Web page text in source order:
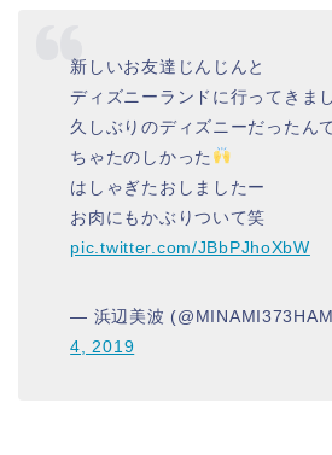
新しいお友達じんじんと
ディズニーランドに行ってきま
久しぶりのディズニーだったん
ちゃたのしかった
はしゃぎたおしましたー
お肉にもかぶりついて笑
pic.twitter.com/JBbPJhoXbW
— 浜辺美波
4, 2019